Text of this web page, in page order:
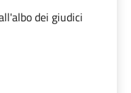
dei giudici